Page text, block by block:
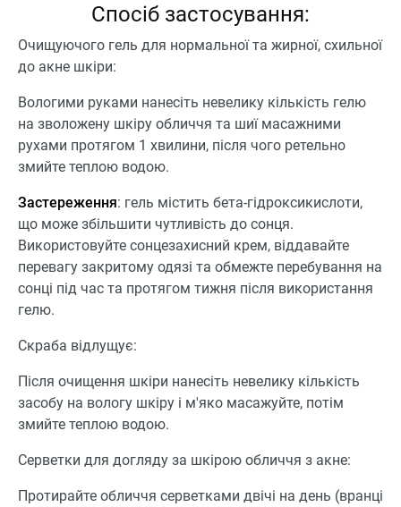
Спосіб застосування:
Очищуючого гель для нормальної та жирної, схильної
до акне шкіри:
Вологими руками нанесіть невелику кількість гелю
на зволожену шкіру обличчя та шиї масажними
рухами протягом 1 хвилини, після чого ретельно
змийте теплою водою.
Застереження: гель містить бета-гідроксикислоти,
що може збільшити чутливість до сонця.
Використовуйте сонцезахисний крем, віддавайте
перевагу закритому одязі та обмежте перебування на
сонці під час та протягом тижня після використання
гелю.
Скраба відлущує:
Після очищення шкіри нанесіть невелику кількість
засобу на вологу шкіру і м'яко масажуйте, потім
змийте теплою водою.
Серветки для догляду за шкірою обличчя з акне:
Протирайте обличчя серветками двічі на день (вранці